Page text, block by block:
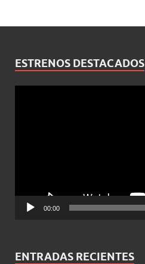
ESTRENOS DESTACADOS
00:00
ENTRADAS RECIENTES